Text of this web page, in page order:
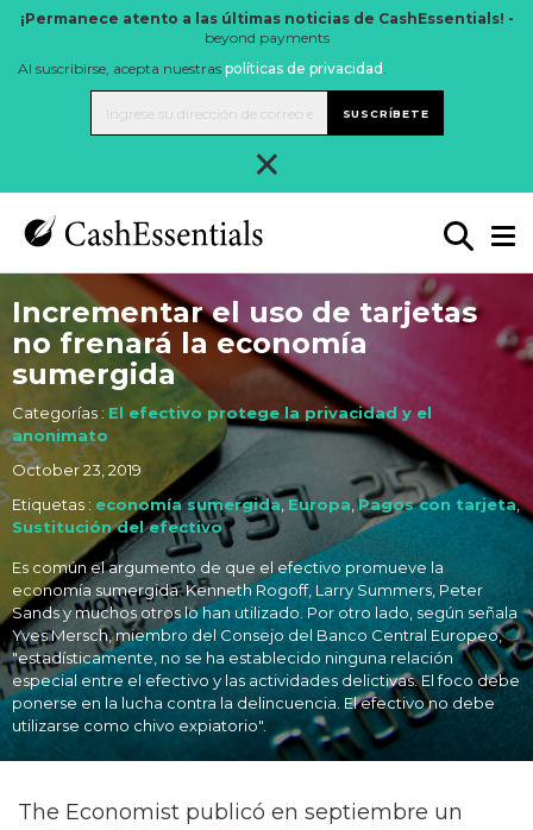
¡Permanece atento a las últimas noticias de CashEssentials! -
beyond payments
Al suscribirse, acepta nuestras políticas de privacidad .
SUSCRÍBETE
×
Incrementar el uso de tarjetas
no frenará la economía
sumergida
Categorías : El efectivo protege la privacidad y el
anonimato
October 23, 2019
Etiquetas : economía sumergida, Europa ,Pagos con tarjeta,
Sustitución del efectivo
Es común el argumento de que el efectivo promueve la
economía sumergida. Kenneth Rogoff, Larry Summers, Peter
Sands y muchos otros lo han utilizado. Por otro lado, según señala
Yves Mersch, miembro del Consejo del Banco Central Europeo,
"estadísticamente, no se ha establecido ninguna relación
especial entre el efectivo y las actividades delictivas. El foco debe
ponerse en la lucha contra la delincuencia. El efectivo no debe
utilizarse como chivo expiatorio".
The Economist publicó en septiembre un